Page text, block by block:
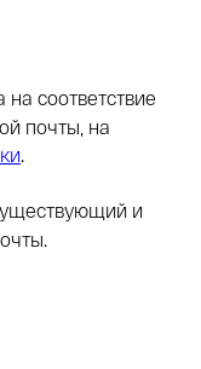
соответствие
почты, на
.
и